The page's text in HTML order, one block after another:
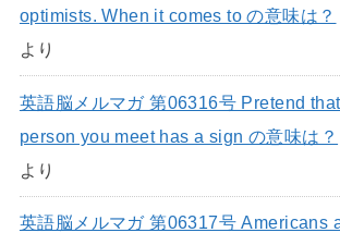
optimists. When it comes to の意味は？
より
英語脳メルマガ 第06316号 Pretend
person you meet has a sign の意味は？
より
英語脳メルマガ 第06317号 Americans